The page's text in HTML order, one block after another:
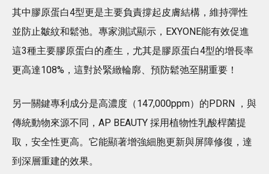
其中膠原蛋白4型更是主要負責撐起皮膚結構，維持彈性
並防止皺紋和鬆弛。專家測試顯示，EXYONE能有效促進
這3種主要膠原蛋白的產生，尤其是膠原蛋白4型的增長率
更高達108%，這對於緊緻輪廓、預防鬆弛至關重要！
另一關鍵專利成分是高濃度（147,000ppm）的PDRN ，與
傳統動物來源不同，AP BEAUTY 採用植物性乳酸桿菌提
取，安全性更高。它能顯著增強細胞更新與屏障修復，達
到深層重建的效果。